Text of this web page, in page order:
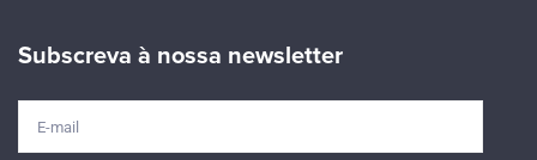
Subscreva à nossa newsletter